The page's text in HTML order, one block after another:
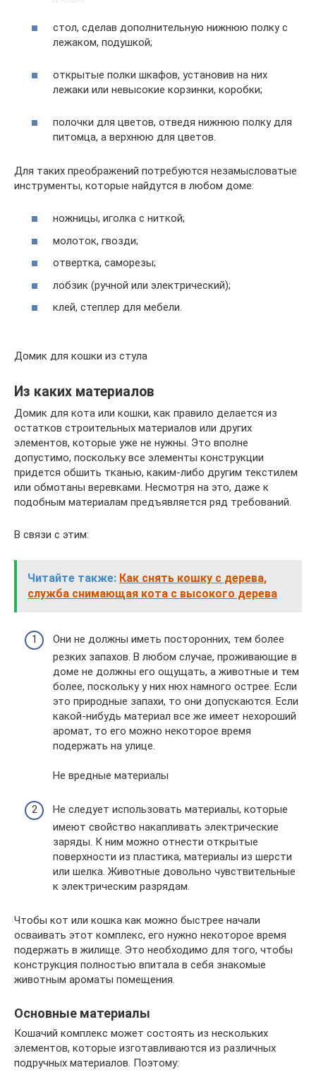
стол, сделав дополнительную нижнюю полку с
лежаком, подушкой;
открытые полки шкафов, установив на них
лежаки или невысокие корзинки, коробки;
полочки для цветов, отведя нижнюю полку для
питомца, а верхнюю для цветов.
Для таких преображений потребуются незамысловатые
инструменты, которые найдутся в любом доме:
ножницы, иголка с ниткой;
молоток, гвозди;
отвертка, саморезы;
лобзик (ручной или электрический);
клей, степлер для мебели.
Домик для кошки из стула
Из каких материалов
Домик для кота или кошки, как правило делается из
остатков строительных материалов или других
элементов, которые уже не нужны. Это вполне
допустимо, поскольку все элементы конструкции
придется обшить тканью, каким-либо другим текстилем
или обмотаны веревками. Несмотря на это, даже к
подобным материалам предъявляется ряд требований.
В связи с этим:
Читайте также: Как снять кошку с дерева,
служба снимающая кота с высокого дерева
Они не должны иметь посторонних, тем более
резких запахов. В любом случае, проживающие в
доме не должны его ощущать, а животные и тем
более, поскольку у них нюх намного острее. Если
это природные запахи, то они допускаются. Если
какой-нибудь материал все же имеет нехороший
аромат, то его можно некоторое время
подержать на улице.
Не вредные материалы
Не следует использовать материалы, которые
имеют свойство накапливать электрические
заряды. К ним можно отнести открытые
поверхности из пластика, материалы из шерсти
или шелка. Животные довольно чувствительные
к электрическим разрядам.
Чтобы кот или кошка как можно быстрее начали
осваивать этот комплекс, его нужно некоторое время
подержать в жилище. Это необходимо для того, чтобы
конструкция полностью впитала в себя знакомые
животным ароматы помещения.
Основные материалы
Кошачий комплекс может состоять из нескольких
элементов, которые изготавливаются из различных
подручных материалов. Поэтому: